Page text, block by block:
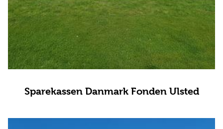
Sparekassen Danmark Fonden Ulsted